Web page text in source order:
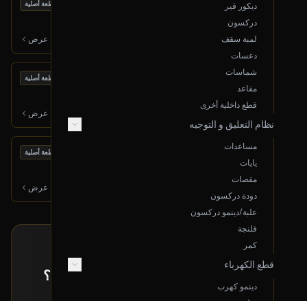
ديكور قير
دركسون
لمبة سقف
دعسات
شماسات
مقاعد
قطع داخلية أخرى
نظام التعليق و التوجيه
مساعدات
يايات
مقصات
دودة دركسون
علبة/دينمو دركسون
فلنجة
كمر
قطع الكهرباء
دينمو كهرب
قطعة أصلية
عرض
650
قطعة أصلية
عرض
قطعة أصلية
عرض
ما حصلت القطعة اللي تدورها معروضة؟